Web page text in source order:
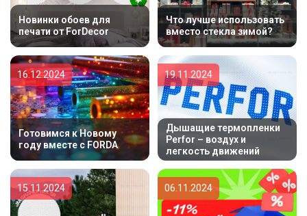
Новинки обоев для
печати от ForDecor
Что лучше использовать
вместо стекла зимой?
Готовимся к Новому
году вместе с FORDA
16.12.2024
Дышащие термопленки
Perfor – воздух и
легкость движений
19.11.2024
15.11.2024 06.11.2024